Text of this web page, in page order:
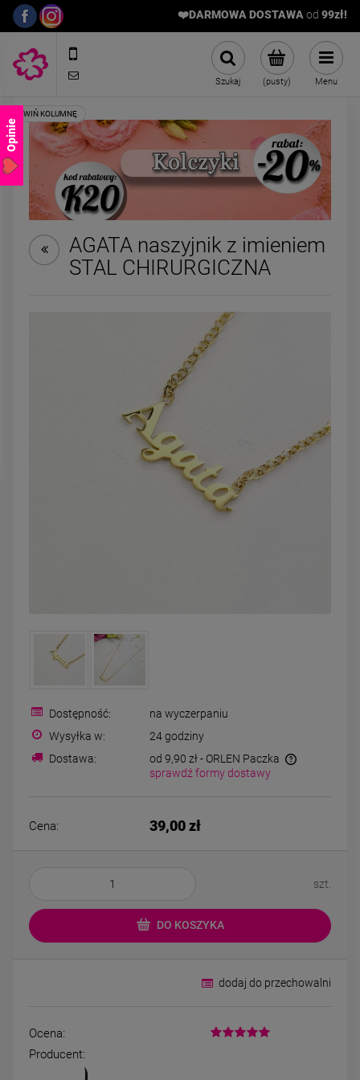
❤️DARMOWA DOSTAWA od 99zł!
sklep@stalowelove.com.pl (pusty)
Szukaj Menu
Bransoletka STAL
ZESTAW -
Bransoletka srebrna STAL
CHIRURGICZNA
modułowa czarne
koniczyny kryształki
79,00 zł 69,00 zł
AGATA naszyjnik z imieniem
STAL CHIRURGICZNA
Dostępność:
na wyczerpaniu
Wysyłka w:
24 godziny
Dostawa:
od 9,90 zł - ORLEN Paczka
sprawdź formy dostawy
Cena: 39,00 zł
szt.
DO KOSZYKA
dodaj do przechowalni
Ocena:
Producent:
Opinie